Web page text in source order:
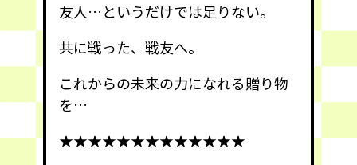
友人…というだけでは足りない。
共に戦った、戦友へ。
これからの未来の力になれる贈り物
を…
★★★★★★★★★★★★★